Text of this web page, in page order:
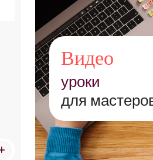
Видео
уроки
для